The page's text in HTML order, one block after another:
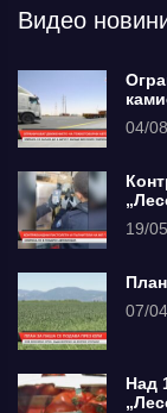
Видео
04/
19/
07/
Над